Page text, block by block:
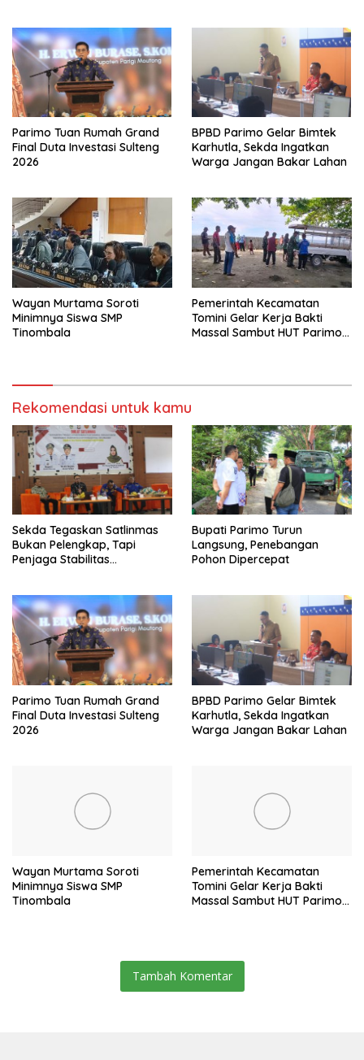
Parimo Tuan Rumah Grand
Final Duta Investasi Sulteng
2026
BPBD Parimo Gelar Bimtek
Karhutla, Sekda Ingatkan
Warga Jangan Bakar Lahan
Wayan Murtama Soroti
Minimnya Siswa SMP
Tinombala
Pemerintah Kecamatan
Tomini Gelar Kerja Bakti
Massal Sambut HUT Parimo
Rekomendasi untuk kamu
Sekda Tegaskan Satlinmas
Bukan Pelengkap, Tapi
Penjaga Stabilitas
Bupati Parimo Turun
Langsung, Penebangan
Pohon Dipercepat
Parimo Tuan Rumah Grand
Final Duta Investasi Sulteng
2026
BPBD Parimo Gelar Bimtek
Karhutla, Sekda Ingatkan
Warga Jangan Bakar Lahan
Wayan Murtama Soroti
Minimnya Siswa SMP
Tinombala
Pemerintah Kecamatan
Tomini Gelar Kerja Bakti
Massal Sambut HUT Parimo
Tambah Komentar